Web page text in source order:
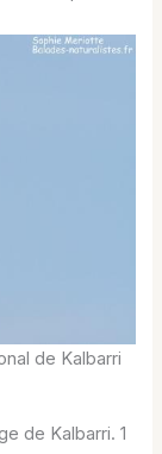
de Kalbarri
de Kalbarri. 1